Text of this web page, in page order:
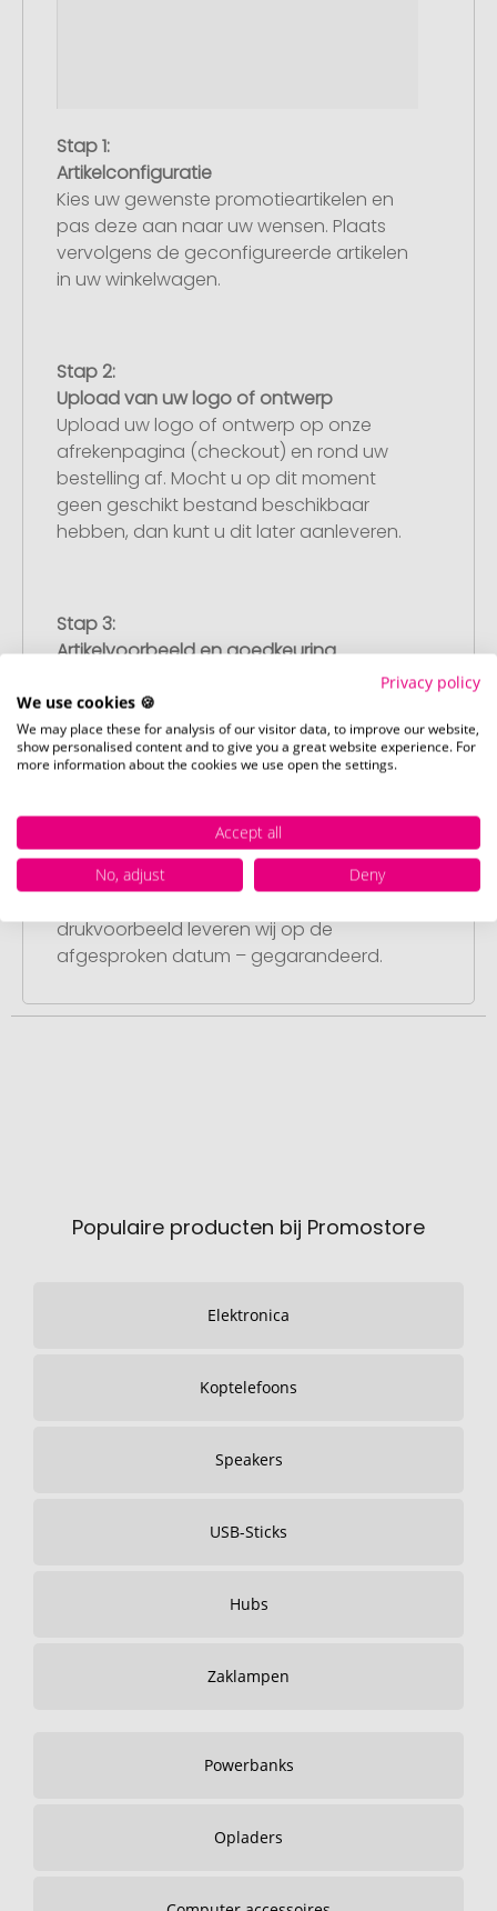
Stap 1:
Artikelconfiguratie
Kies uw gewenste promotieartikelen en
pas deze aan naar uw wensen. Plaats
vervolgens de geconfigureerde artikelen
in uw winkelwagen.
Stap 2:
Upload van uw logo of ontwerp
Upload uw logo of ontwerp op onze
afrekenpagina (checkout) en rond uw
bestelling af. Mocht u op dit moment
geen geschikt bestand beschikbaar
hebben, dan kunt u dit later aanleveren.
Stap 3:
Artikelvoorbeeld en goedkeuring
drukvoorbeeld met uw ontwerp. Zodra u
dit heeft goedgekeurd, starten wij direct
met de productie.
Stap 4:
Punctuele en snelle levering
drukvoorbeeld leveren wij op de
afgesproken datum – gegarandeerd.
Populaire producten bij Promostore
Elektronica
Koptelefoons
Speakers
USB-Sticks
Hubs
Zaklampen
Powerbanks
Opladers
Privacy policy
We use cookies 🍪
We may place these for analysis of our visitor data, to improve our website,
show personalised content and to give you a great website experience. For
more information about the cookies we use open the settings.
Accept all
No, adjust
Deny